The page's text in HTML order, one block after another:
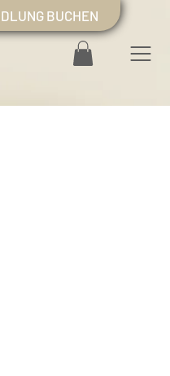
BUCHEN